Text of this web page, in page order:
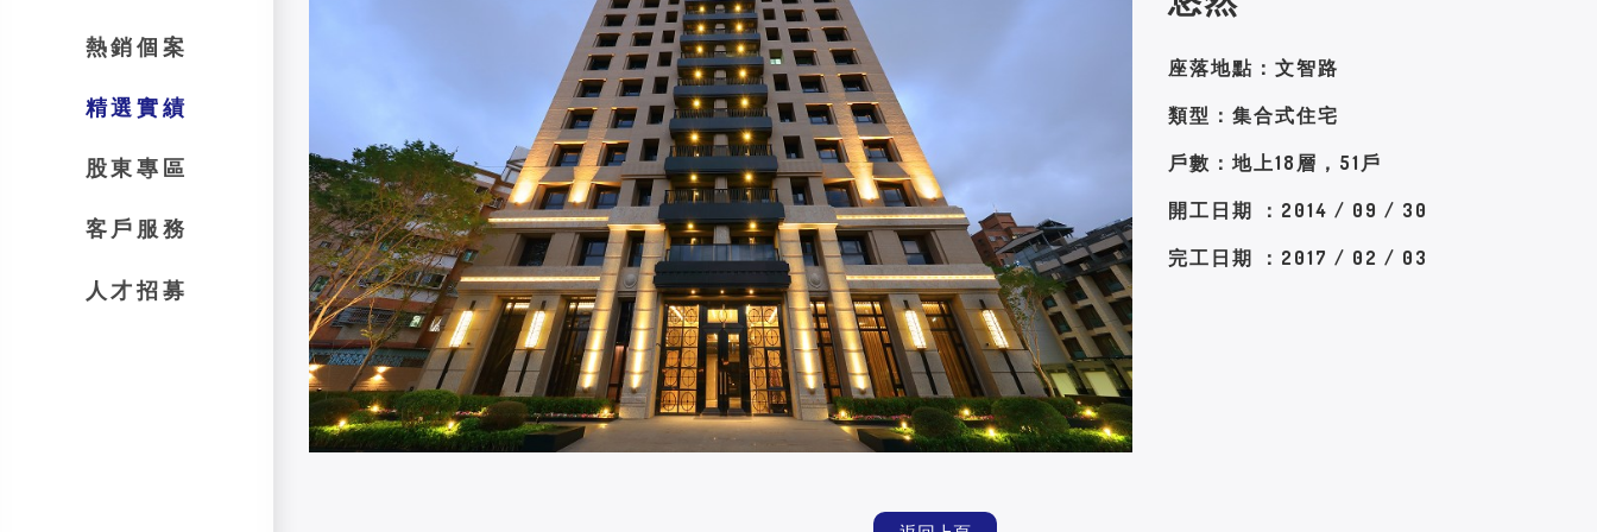
熱銷個案
精選實績
股東專區
客戶服務
人才招募
座落地點：文智路
類型：集合式住宅
戶數：地上18層，51戶
開工日期 ：2014 / 09 / 30
完工日期 ：2017 / 02 / 03